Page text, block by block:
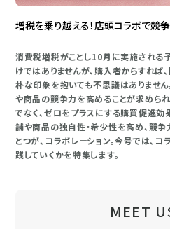
増税を乗り越える！店頭コラボで競
消費税増税がことし10月に実施される
けではありませんが、購入者からすれば
朴な印象を抱いても不思議はありません
や商品の競争力を高めることが求めら
でなく、ゼロをプラスにする購買促進効
舗や商品の独自性・希少性を高め、競
とつが、コラボレーション。今号では、
践していくかを特集します。
MEET